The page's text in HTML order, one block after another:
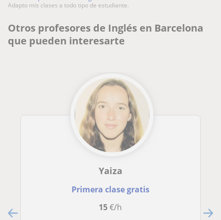
adapto mis clases a todo tipo de estudiante.
Otros profesores de Inglés en Barcelona
que pueden interesarte
Yaiza
Primera clase gratis
15€/h